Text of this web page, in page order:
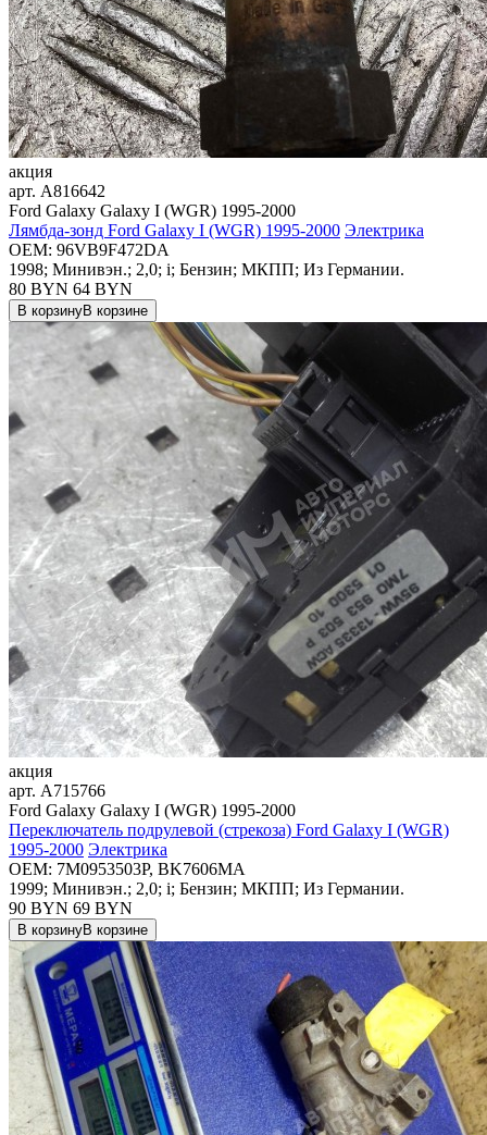
акция
арт. A816642
Ford Galaxy Galaxy I (WGR) 1995-2000
Лямбда-зонд Ford Galaxy I (WGR) 1995-2000 Электрика
OEM: 96VB9F472DA
1998; Минивэн.; 2,0; i; Бензин; МКПП; Из Германии.
80 BYN 64 BYN
В корзинуВ корзине
акция
арт. A715766
Ford Galaxy Galaxy I (WGR) 1995-2000
Переключатель подрулевой (стрекоза) Ford Galaxy I (WGR)
1995-2000 Электрика
OEM: 7M0953503P, BK7606MA
1999; Минивэн.; 2,0; i; Бензин; МКПП; Из Германии.
90 BYN 69 BYN
В корзинуВ корзине